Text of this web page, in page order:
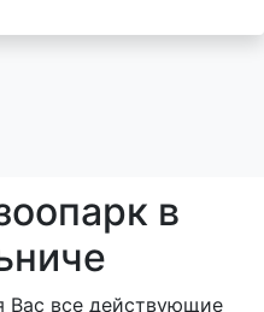
в
Вас все действующие